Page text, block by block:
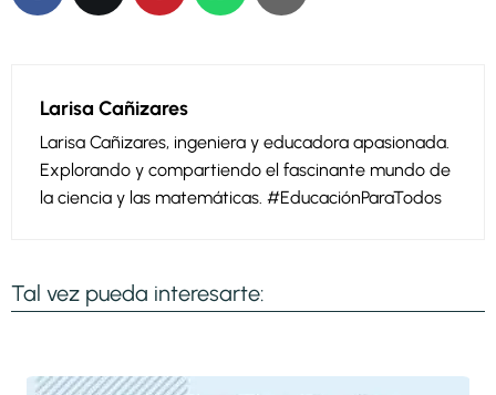
Larisa Cañizares
Larisa Cañizares, ingeniera y educadora apasionada.
Explorando y compartiendo el fascinante mundo de
la ciencia y las matemáticas. #EducaciónParaTodos
Tal vez pueda interesarte: